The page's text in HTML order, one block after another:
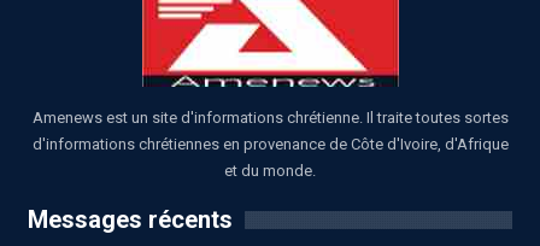
Amenews est un site d'informations chrétienne. Il traite toutes sortes
d'informations chrétiennes en provenance de Côte d'Ivoire, d'Afrique
et du monde.
Messages récents